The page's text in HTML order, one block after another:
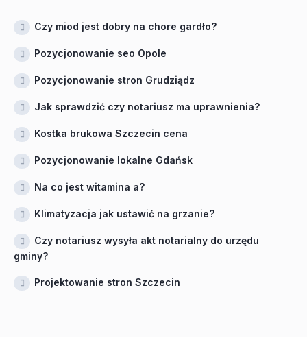
Czy miod jest dobry na chore gardło?
Pozycjonowanie seo Opole
Pozycjonowanie stron Grudziądz
Jak sprawdzić czy notariusz ma uprawnienia?
Kostka brukowa Szczecin cena
Pozycjonowanie lokalne Gdańsk
Na co jest witamina a?
Klimatyzacja jak ustawić na grzanie?
Czy notariusz wysyła akt notarialny do urzędu
gminy?
Projektowanie stron Szczecin